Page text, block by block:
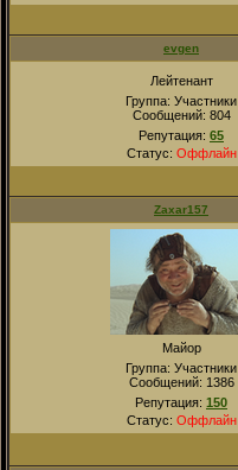
evgen
Лейтенант
Группа: Участники
Сообщений: 804
Репутация: 65
Статус: Оффлайн
Zaxar157
Майор
Группа: Участники
Сообщений: 1386
Репутация: 150
Статус: Оффлайн